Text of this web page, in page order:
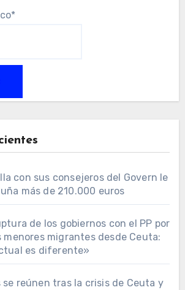
con sus consejeros del Govern le
más de 210.000 euros
de los gobiernos con el PP por
menores migrantes desde Ceuta:
es diferente»
se reúnen tras la crisis de Ceuta y